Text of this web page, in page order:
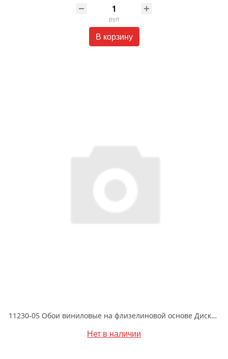
рул
В корзину
11230-05 Обои виниловые на флизелиновой основе Диски- уни1.06 X 10м
Нет в наличии